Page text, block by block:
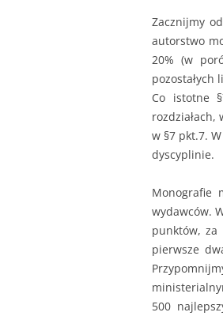
Zacznijmy
autorstwo
20% (w
Co istotne
w §7 pkt.7.
dyscyplinie.
Monografie
wydawców.
punktów, za
pierwsze
500